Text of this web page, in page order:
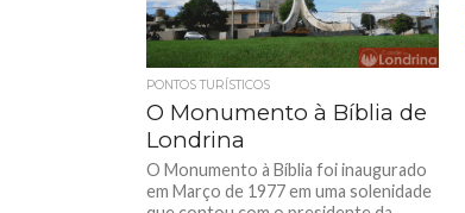
PONTOS TURÍSTICOS
O Monumento à Bíblia de
Londrina
O Monumento à Bíblia foi inaugurado
em Março de 1977 em uma solenidade